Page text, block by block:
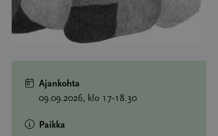
Ajankohta
09.09.2026, klo 17-18.30
Paikka